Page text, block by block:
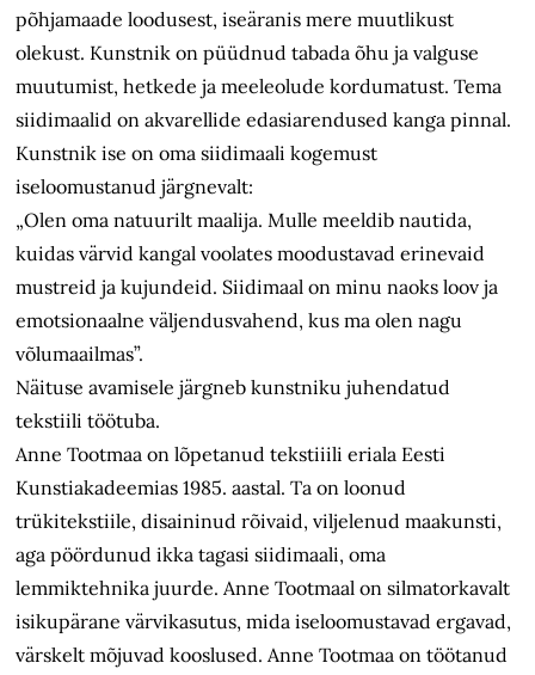
põhjamaade loodusest, iseäranis mere muutlikust
olekust. Kunstnik on püüdnud tabada õhu ja valguse
muutumist, hetkede ja meeleolude kordumatust. Tema
siidimaalid on akvarellide edasiarendused kanga pinnal.
Kunstnik ise on oma siidimaali kogemust
iseloomustanud järgnevalt:
„Olen oma natuurilt maalija. Mulle meeldib nautida,
kuidas värvid kangal voolates moodustavad erinevaid
mustreid ja kujundeid. Siidimaal on minu naoks loov ja
emotsionaalne väljendusvahend, kus ma olen nagu
võlumaailmas”.
Näituse avamisele järgneb kunstniku juhendatud
tekstiili töötuba.
Anne Tootmaa on lõpetanud tekstiiili eriala Eesti
Kunstiakadeemias 1985. aastal. Ta on loonud
trükitekstiile, disaininud rõivaid, viljelenud maakunsti,
aga pöördunud ikka tagasi siidimaali, oma
lemmiktehnika juurde. Anne Tootmaal on silmatorkavalt
isikupärane värvikasutus, mida iseloomustavad ergavad,
värskelt mõjuvad kooslused. Anne Tootmaa on töötanud